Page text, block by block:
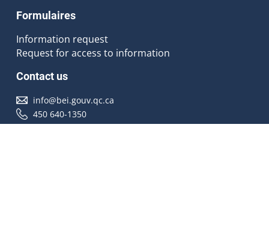
Formulaires
Information request
Request for access to information
Contact us
info@bei.gouv.qc.ca
450 640-1350